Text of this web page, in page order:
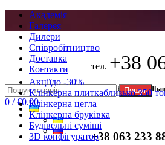
Академія
Галерея
Дилери
Cпівробітництво
Доставка
Контакти
Офіційний представник бренду
тел. +38
Пошук
0 / €0.00
+38 063 233
Акціїдо -30%
Клінкерна плиткаблизько 350
Клінкерна цегла
Клінкерна бруківка
Будівельні суміші
3D конфігуратор